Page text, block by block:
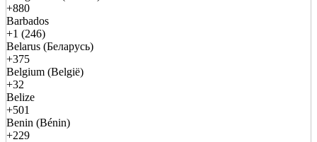
+880
Barbados
+1 (246)
Belarus (Беларусь)
+375
Belgium (België)
+32
Belize
+501
Benin (Bénin)
+229